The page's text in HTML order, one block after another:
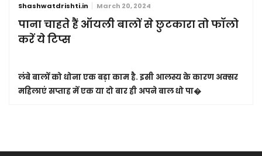
Shashwatdrishti.in March 20, 2024
पाना चाहते हैं ऑयली बालों से छुटकारा तो फॉलो
करें ये टिप्स
लंबे बालों को धोना एक बड़ा काम है. इसी आलस्य के कारण अक्सर
महिलाएं सप्ताह में एक या दो बार ही अपने बाल धो पा�